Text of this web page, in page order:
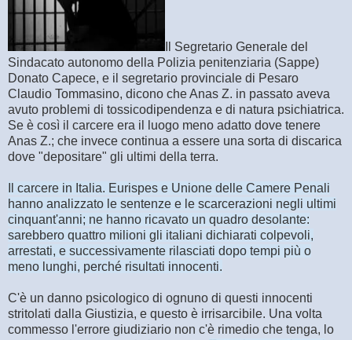
Il Segretario Generale del
Sindacato autonomo della Polizia penitenziaria (Sappe)
Donato Capece, e il segretario provinciale di Pesaro
Claudio Tommasino, dicono che Anas Z. in passato aveva
avuto problemi di tossicodipendenza e di natura psichiatrica.
Se è così il carcere era il luogo meno adatto dove tenere
Anas Z.; che invece continua a essere una sorta di discarica
dove "depositare" gli ultimi della terra.
Il carcere in Italia. Eurispes e Unione delle Camere Penali
hanno analizzato le sentenze e le scarcerazioni negli ultimi
cinquant'anni; ne hanno ricavato un quadro desolante:
sarebbero quattro milioni gli italiani dichiarati colpevoli,
arrestati, e successivamente rilasciati dopo tempi più o
meno lunghi, perché risultati innocenti.
C'è un danno psicologico di ognuno di questi innocenti
stritolati dalla Giustizia, e questo è irrisarcibile. Una volta
commesso l'errore giudiziario non c'è rimedio che tenga, lo